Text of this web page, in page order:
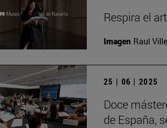
Respira el
Imagen Raul
25 | 06 | 2025
Doce
de España,